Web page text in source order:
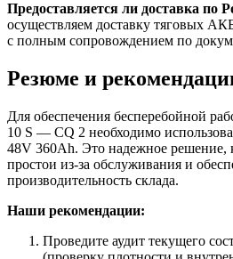
Предоставляется ли доставка по
осуществляем доставку тяговых
с полным сопровождением по
Резюме и
Для обеспечения бесперебойной
10 S — CQ 2 необходимо
48V 360Ah. Это надежное решение,
простои из-за обслуживания и
производительность склада.
Наши рекомендации:
Проведите аудит текущего